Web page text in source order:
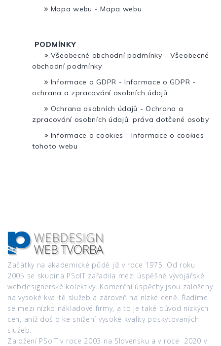
Mapa webu - Mapa webu
PODMÍNKY
Všeobecné obchodní podmínky - Všeobecné
obchodní podmínky
Informace o GDPR - Informace o GDPR -
ochrana a zpracování osobních údajů
Ochrana osobních údajů - Ochrana a
zpracování osobních údajů, práva dotčené osoby
Informace o cookies - Informace o cookies
tohoto webu
Začátky na akademické půdě již v roce 1975. Od roku
2005 se skupina PSoIT zařadila mezi úspěšné vývojářské
webdesignerské kolektivy. Komerční úspěchy jsou založeny
na vysoké kvalitě služeb a zároveň na nízké ceně. Řadíme
se mezi nízko nákladové firmy, a to je také důvod nízkých
cen, aniž došlo ke snížení vysoké kvality poskytovaných
služeb.
Založení PSoIT v roce 2003 na Slovensku a v roce 2020 v